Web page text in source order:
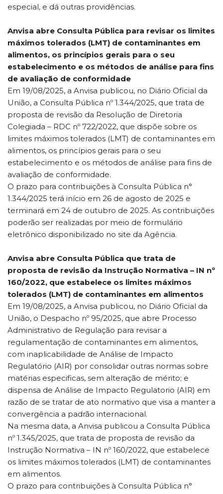
especial, e dá outras providências.
Anvisa abre Consulta Pública para revisar os limites
máximos tolerados (LMT) de contaminantes em
alimentos, os princípios gerais para o seu
estabelecimento e os métodos de análise para fins
de avaliação de conformidade
Em 19/08/2025, a Anvisa publicou, no Diário Oficial da
União, a Consulta Pública nº 1.344/2025, que trata de
proposta de revisão da Resolução de Diretoria
Colegiada – RDC nº 722/2022, que dispõe sobre os
limites máximos tolerados (LMT) de contaminantes em
alimentos, os princípios gerais para o seu
estabelecimento e os métodos de análise para fins de
avaliação de conformidade.
O prazo para contribuições à Consulta Pública n°
1.344/2025 terá início em 26 de agosto de 2025 e
terminará em 24 de outubro de 2025. As contribuições
poderão ser realizadas por meio de formulário
eletrônico disponibilizado no site da Agência.
Anvisa abre Consulta Pública que trata de
proposta de revisão da Instrução Normativa – IN nº
160/2022, que estabelece os limites máximos
tolerados (LMT) de contaminantes em alimentos
Em 19/08/2025, a Anvisa publicou, no Diário Oficial da
União, o Despacho nº 95/2025, que abre Processo
Administrativo de Regulação para revisar a
regulamentação de contaminantes em alimentos,
com inaplicabilidade de Análise de Impacto
Regulatório (AIR) por consolidar outras normas sobre
matérias especificas, sem alteração de mérito; e
dispensa de Análise de Impacto Regulatorio (AIR) em
razão de se tratar de ato normativo que visa a manter a
convergência a padrão internacional.
Na mesma data, a Anvisa publicou a Consulta Pública
nº 1.345/2025, que trata de proposta de revisão da
Instrução Normativa – IN nº 160/2022, que estabelece
os limites máximos tolerados (LMT) de contaminantes
em alimentos.
O prazo para contribuições à Consulta Pública n°